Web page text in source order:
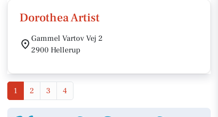
Dorothea Artist
Gammel Vartov Vej 2
2900 Hellerup
1 2 3 4